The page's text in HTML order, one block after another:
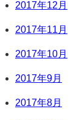
2017年12月
2017年11月
2017年10月
2017年9月
2017年8月